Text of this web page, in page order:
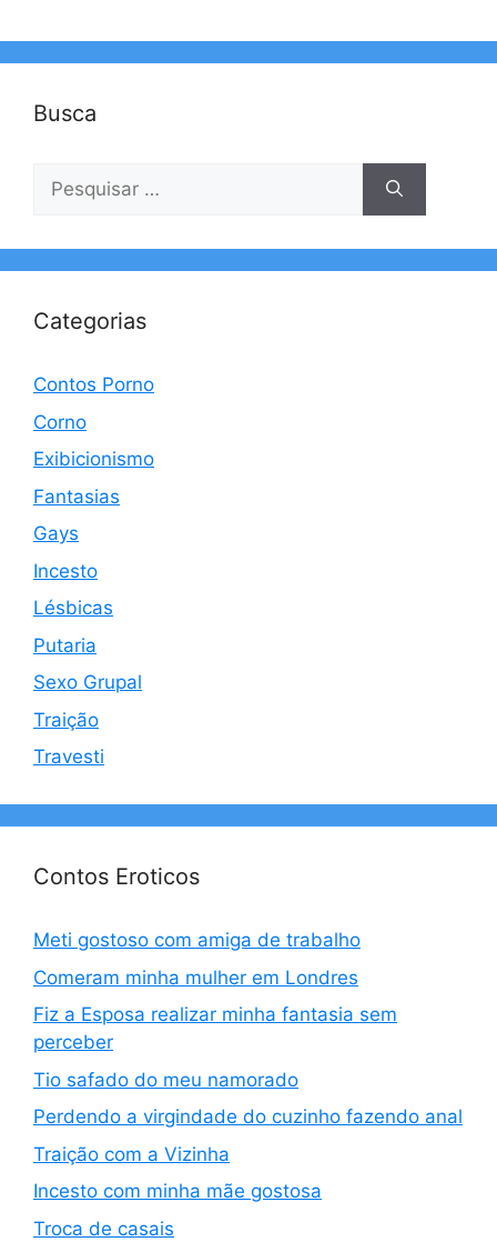
Busca
Pesquisar
Categorias
Contos Porno
Corno
Exibicionismo
Fantasias
Gays
Incesto
Lésbicas
Putaria
Sexo Grupal
Traição
Travesti
Contos Eroticos
Meti gostoso com amiga de trabalho
Comeram minha mulher em Londres
Fiz a Esposa realizar minha fantasia sem
perceber
Tio safado do meu namorado
Perdendo a virgindade do cuzinho fazendo anal
Traição com a Vizinha
Incesto com minha mãe gostosa
Troca de casais